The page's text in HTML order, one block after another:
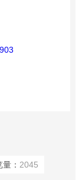
： 2045